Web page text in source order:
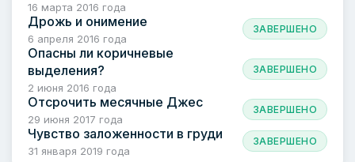
16 марта 2016 года
Дрожь и онимение
6 апреля 2016 года
ЗАВЕРШЕНО
Опасны ли коричневые
выделения?
2 июня 2016 года
ЗАВЕРШЕНО
Отсрочить месячные Джес
29 июня 2017 года
ЗАВЕРШЕНО
Чувство заложенности в груди
31 января 2019 года
ЗАВЕРШЕНО